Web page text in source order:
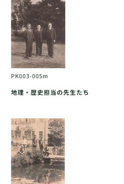
PK003-005m
地理・歴史担当の先生たち